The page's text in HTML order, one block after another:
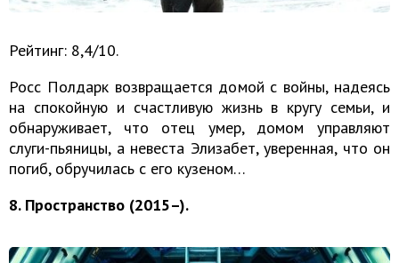
Рейтинг: 8,4/10.
Росс Полдарк возвращается домой с войны, надеясь
на спокойную и счастливую жизнь в кругу семьи, и
обнаруживает, что отец умер, домом управляют
слуги-пьяницы, а невеста Элизабет, уверенная, что он
погиб, обручилась с его кузеном…
8. Пространство (2015–).